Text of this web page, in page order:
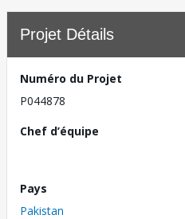
Projet Détails
Numéro du Projet
P044878
Chef d’équipe
Pays
Pakistan